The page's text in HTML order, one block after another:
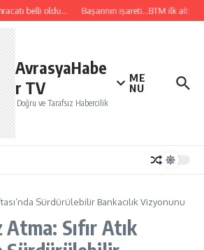
belli oldu… Başarının işareti…BTM ilk altı
AvrasyaHabe
r TV
Doğru ve Tarafsız Habercilik
ME
NU
Sürdürülebilir Bankacılık Vizyonunu
Sıfır Atık